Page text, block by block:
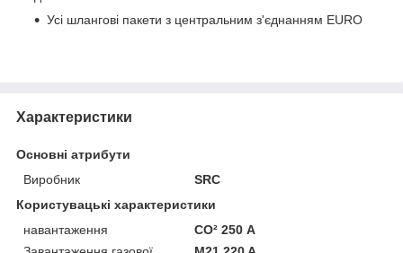
Усі шлангові пакети з центральним з'єднанням EURO
Характеристики
Основні атрибути
Виробник
SRC
Користувацькі характеристики
навантаження
CO² 250 А